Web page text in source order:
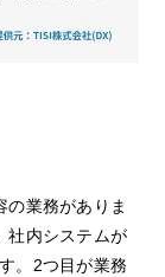
の業務がありま
社内システムが
。2つ目が業務